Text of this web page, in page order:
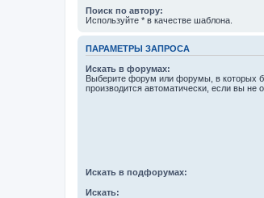
Поиск по автору:
Используйте * в качестве шаблона.
ПАРАМЕТРЫ ЗАПРОСА
Искать в форумах:
Выберите форум или форумы, в которых
производится автоматически, если вы
Искать в подфорумах:
Искать: